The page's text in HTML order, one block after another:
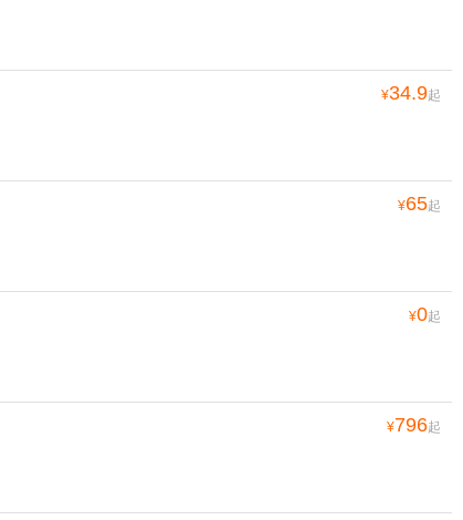
¥34.9起
¥65起
¥0起
¥796起